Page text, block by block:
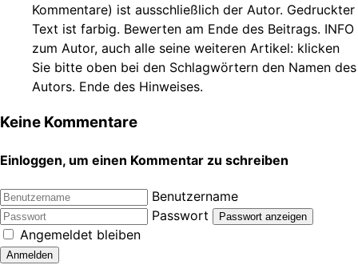
Kommentare) ist ausschließlich der Autor. Gedruckter
Text ist farbig. Bewerten am Ende des Beitrags. INFO
zum Autor, auch alle seine weiteren Artikel: klicken
Sie bitte oben bei den Schlagwörtern den Namen des
Autors. Ende des Hinweises.
Keine Kommentare
Einloggen, um einen Kommentar zu schreiben
Benutzername
Passwort
Passwort anzeigen
Angemeldet bleiben
Anmelden